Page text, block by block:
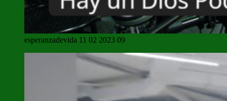
esperanzadevida 11 02 2023 09